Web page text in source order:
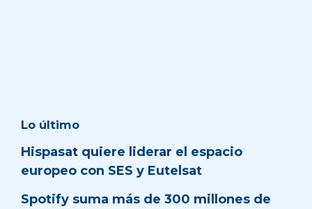
Lo último
Hispasat quiere liderar el espacio
europeo con SES y Eutelsat
Spotify suma más de 300 millones de